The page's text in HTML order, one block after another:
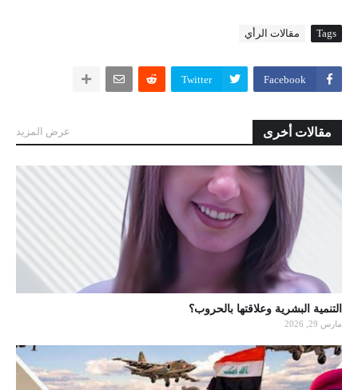
Tags مقالات الرأي
Facebook
Twitter
مقالات أخرى عرض المزيد
التنمية البشرية وعلاقتها بالحروب؟
مارس 29, 2026